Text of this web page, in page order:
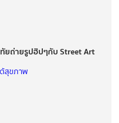
ยถ่ายรูปฮิปๆกับ Street Art